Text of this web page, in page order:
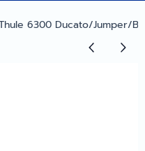
6300 Ducato/Jumper/